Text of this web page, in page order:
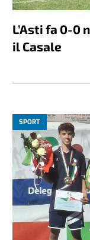
L’Asti fa 0-0
il Casale
SPORT